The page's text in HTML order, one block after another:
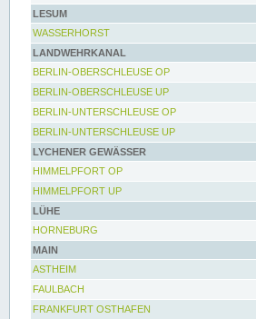
LESUM
WASSERHORST
LANDWEHRKANAL
BERLIN-OBERSCHLEUSE OP
BERLIN-OBERSCHLEUSE UP
BERLIN-UNTERSCHLEUSE OP
BERLIN-UNTERSCHLEUSE UP
LYCHENER GEWÄSSER
HIMMELPFORT OP
HIMMELPFORT UP
LÜHE
HORNEBURG
MAIN
ASTHEIM
FAULBACH
FRANKFURT OSTHAFEN